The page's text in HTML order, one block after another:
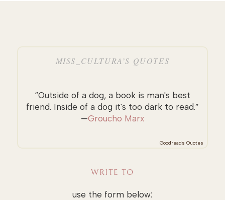
MISS_CULTURA’S QUOTES
“Outside of a dog, a book is man's best
friend. Inside of a dog it's too dark to read.”
—Groucho Marx
Goodreads Quotes
WRITE TO
use the form below: